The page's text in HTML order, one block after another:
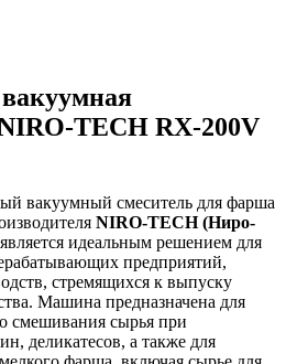
TECH RX-200V
вакуумный смеситель для фарша
NIRO-TECH (Ниро-
идеальным решением для
предприятий,
стремящихся к выпуску
Машина предназначена для
смешивания сырья при
деликатесов, а также для